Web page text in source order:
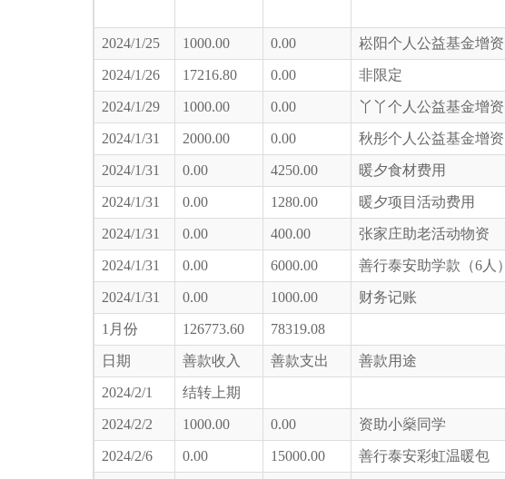
2024/1/25 1000.00 0.00 崧阳个人公益基金增资
2024/1/26 17216.80 0.00 非限定
2024/1/29 1000.00 0.00 丫丫个人公益基金增资
2024/1/31 2000.00 0.00 秋彤个人公益基金增资
2024/1/31 0.00 4250.00 暖夕食材费用
2024/1/31 0.00 1280.00 暖夕项目活动费用
2024/1/31 0.00 400.00 张家庄助老活动物资
2024/1/31 0.00 6000.00 善行泰安助学款（6人）
2024/1/31 0.00 1000.00 财务记账
1月份 126773.60 78319.08
日期 善款收入 善款支出 善款用途
2024/2/1 结转上期
2024/2/2 1000.00 0.00 资助小燊同学
2024/2/6 0.00 15000.00 善行泰安彩虹温暖包